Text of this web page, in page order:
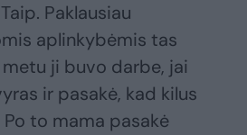
Paklausiau
aplinkybėmis tas
ji buvo darbe, jai
ir pasakė, kad kilus
to mama pasakė